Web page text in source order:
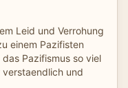
Leid und Verrohung
einem Pazifisten
Pazifismus so viel
und